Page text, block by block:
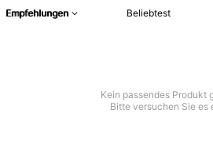
Empfehlungen Beliebtest
Kein passendes Produkt
Bitte versuchen Sie es